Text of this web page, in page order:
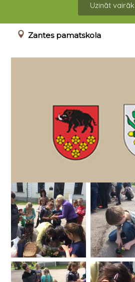
Uzināt vairāk
Zantes pamatskola